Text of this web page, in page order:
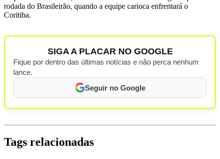
rodada do Brasileirão, quando a equipe carioca enfrentará o
Coritiba.
SIGA A PLACAR NO GOOGLE
Fique por dentro das últimas notícias e não perca nenhum
lance.
Seguir no Google
Tags relacionadas